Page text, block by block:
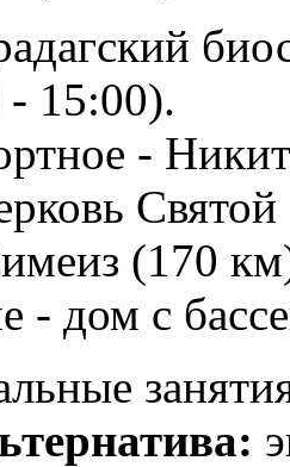
- 15:00).
-
(170
- дом с